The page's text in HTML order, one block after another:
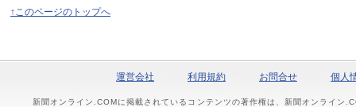
↑このページのトップへ
運営会社 利用規約 お問合せ 個人
新聞オンライン.COMに掲載されているコンテンツの著作権は、新聞オンライン